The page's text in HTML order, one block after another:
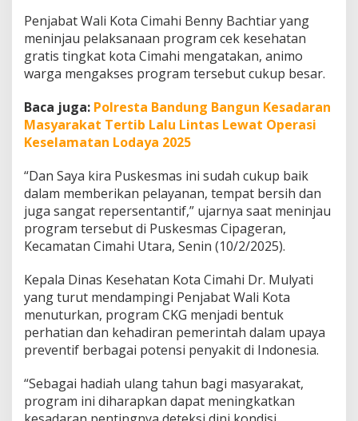
a
t
a
n
G
a
t
i
s
i
s
a
b
u
A
n
t
u
s
i
s
a
Penjabat Wali Kota Cimahi Benny Bachtiar yang
meninjau pelaksanaan program cek kesehatan
gratis tingkat kota Cimahi mengatakan, animo
warga mengakses program tersebut cukup besar.
Baca juga: Polresta Bandung Bangun Kesadaran
Masyarakat Tertib Lalu Lintas Lewat Operasi
Keselamatan Lodaya 2025
“Dan Saya kira Puskesmas ini sudah cukup baik
dalam memberikan pelayanan, tempat bersih dan
juga sangat repersentantif,” ujarnya saat meninjau
program tersebut di Puskesmas Cipageran,
Kecamatan Cimahi Utara, Senin (10/2/2025).
Kepala Dinas Kesehatan Kota Cimahi Dr. Mulyati
yang turut mendampingi Penjabat Wali Kota
menuturkan, program CKG menjadi bentuk
perhatian dan kehadiran pemerintah dalam upaya
preventif berbagai potensi penyakit di Indonesia.
“Sebagai hadiah ulang tahun bagi masyarakat,
program ini diharapkan dapat meningkatkan